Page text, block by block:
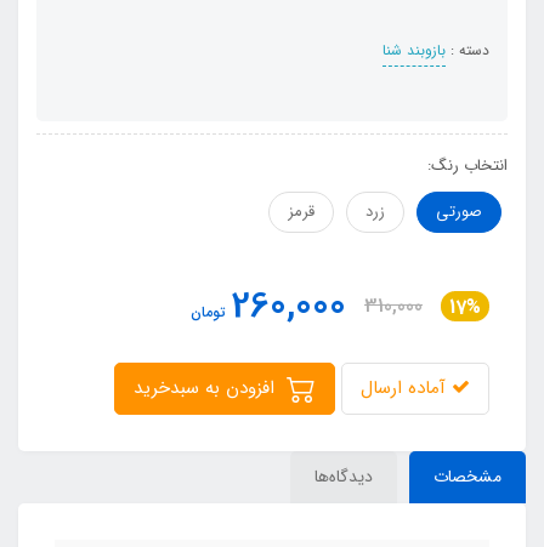
دسته : بازوبند شنا
انتخاب رنگ:
صورتی
زرد قرمز
17%
310,000
260,000 تومان
آماده ارسال
مشخصات دیدگاه‌ها